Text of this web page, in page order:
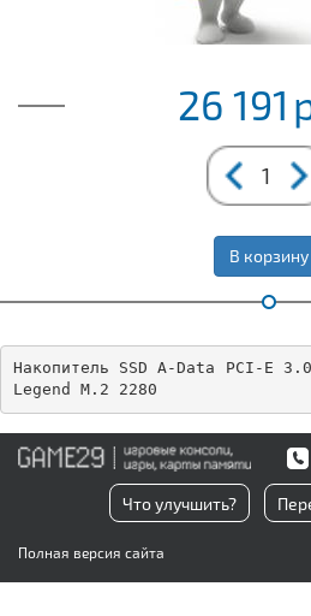
26 191
В корзину
Накопитель SSD A-Data PCI-E
Legend M.2 2280
Что улучшить?
Полная версия сайта